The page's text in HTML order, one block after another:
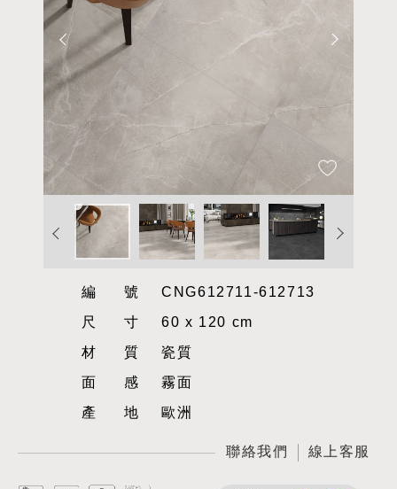
編號CNG612711-612713
尺寸60 x 120 cm
材質瓷質
面感霧面
產地歐洲
聯絡我們 線上客服